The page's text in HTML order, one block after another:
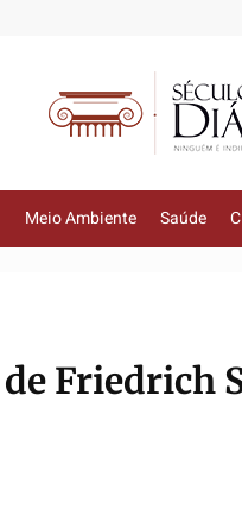
Meio Ambiente Saúde
Friedrich